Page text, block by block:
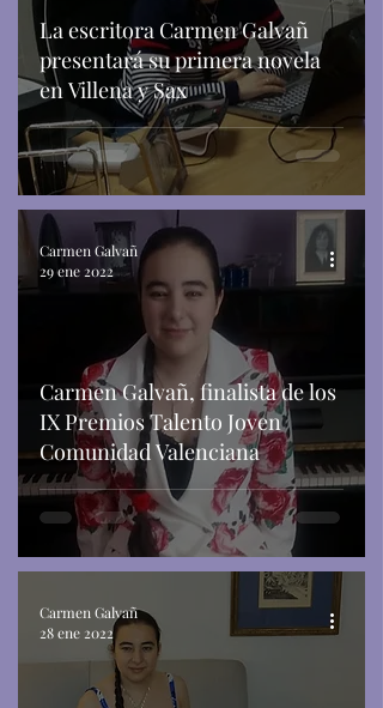
La escritora Carmen Galvañ
presentará su primera novela
en Villena y Sax
Carmen Galvañ, finalista de los
IX Premios Talento Joven
Comunidad Valenciana
Carmen Galvañ
29 ene 2022
Carmen Galvañ
28 ene 2022